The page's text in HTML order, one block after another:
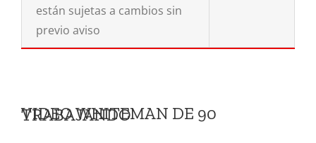
están sujetas a cambios sin
previo aviso
VIDEO WHITEMAN DE 90 TRABAJANDO